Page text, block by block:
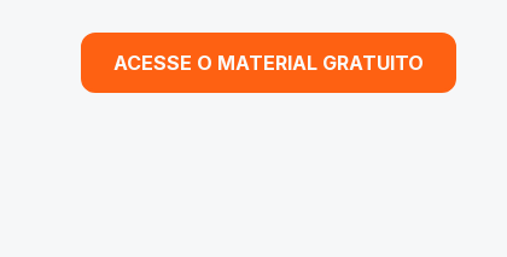
ACESSE O MATERIAL GRATUITO